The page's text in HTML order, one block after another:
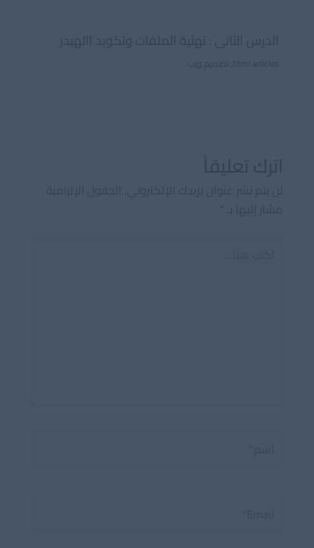
الدرس الثانى : تهئية الملفات وتكويد االهيدر
html articles تصميم ويب
اترك تعليقاً